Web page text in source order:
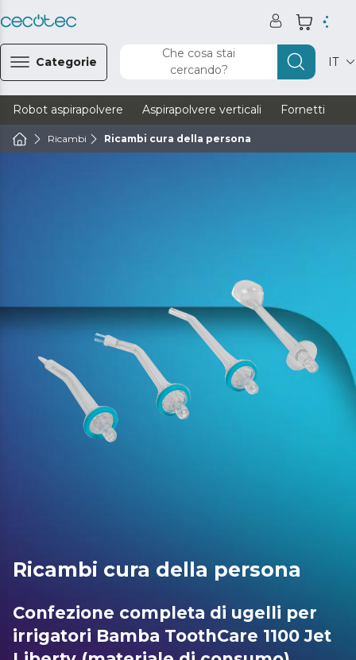
Categorie
Che cosa stai
cercando?
IT
Robot aspirapolvere Aspirapolvere verticali Fornetti
Ricambi Ricambi cura della persona
Ricambi cura della persona
Confezione completa di ugelli per
irrigatori Bamba ToothCare 1100 Jet